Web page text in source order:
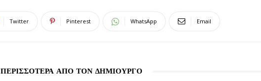
Twitter Pinterest WhatsApp Email
ΠΕΡΙΣΣΟΤΕΡΑ ΑΠΟ ΤΟΝ ΔΗΜΙΟΥΡΓΟ